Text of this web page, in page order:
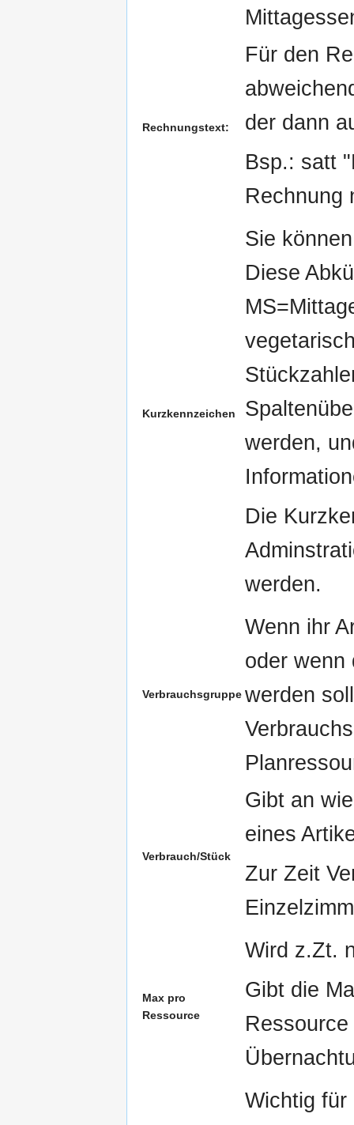
Rechnungstext:
Für den
der dann
Bsp.: satt
Rechnung
Kurzkennzeichen
Sie
Diese
werden,
Die
werden.
Verbrauchsgruppe
Wenn ihr
oder wenn
werden
Verbrauch/Stück
Gibt an
eines
Zur Zeit
Max pro
Ressource
Wird z.Zt.
Gibt die
Wichtig für